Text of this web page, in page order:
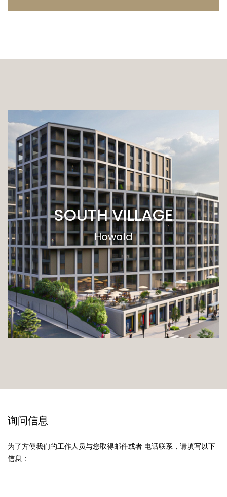
SOUTH VILLAGE
Howald
询问信息
为了方便我们的工作人员与您取得邮件或者 电话联系，请填写以下
信息：